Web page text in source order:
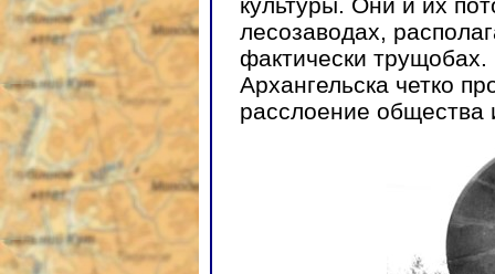
лесозаводах,
фактически
Архангельска четко
расслоение общества